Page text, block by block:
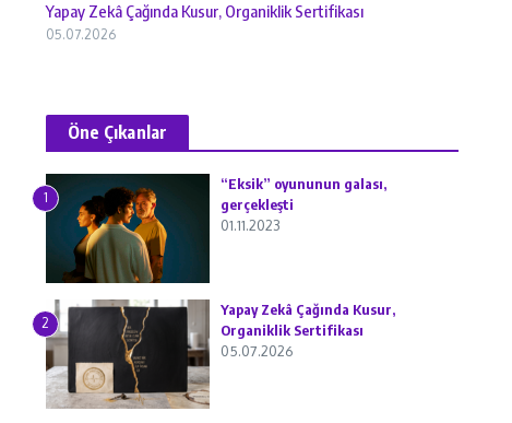
Yapay Zekâ Çağında Kusur, Organiklik Sertifikası
05.07.2026
Öne Çıkanlar
1
“Eksik” oyununun galası,
gerçekleşti
01.11.2023
2
Yapay Zekâ Çağında Kusur,
Organiklik Sertifikası
05.07.2026